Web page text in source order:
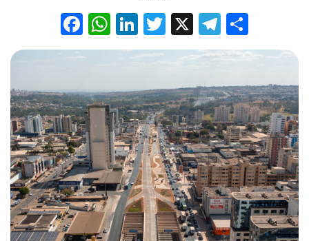
Facebook
WhatsApp
LinkedIn
Twitter
X